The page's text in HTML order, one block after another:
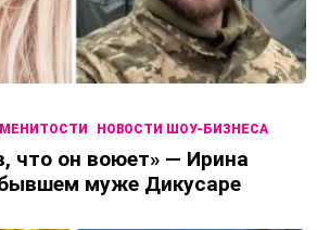
НОВОСТИ ШОУ-БИЗНЕСА
что он воюет» — Ирина
муже Дикусаре